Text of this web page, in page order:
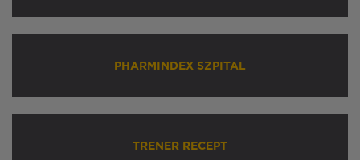
PHARMINDEX SZPITAL
TRENER RECEPT